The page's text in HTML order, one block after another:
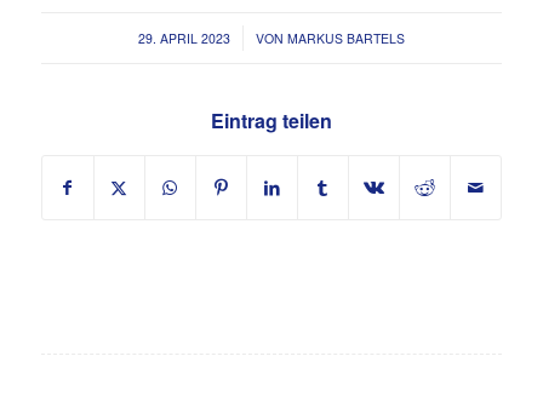
29. APRIL 2023
/ VON MARKUS BARTELS
Eintrag teilen